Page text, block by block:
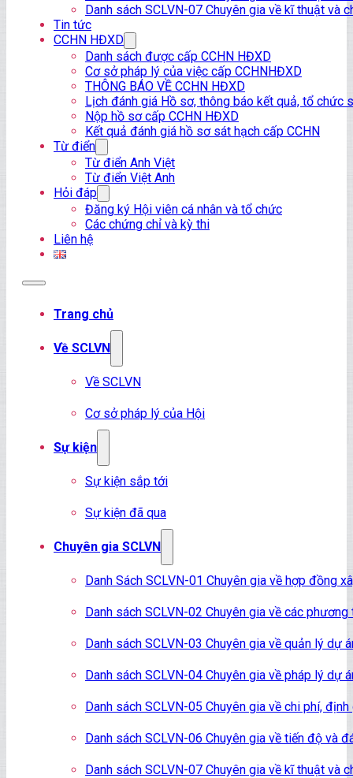
Danh sách SCLVN-07 Chuyên gia về kĩ thuật và
Tin tức
CCHN HĐXD
Danh sách được cấp CCHN HĐXD
Cơ sở pháp lý của việc cấp CCHNHĐXD
THÔNG BÁO VỀ CCHN HĐXD
Lịch đánh giá Hồ sơ, thông báo kết quả, tổ chức
Nộp hồ sơ cấp CCHN HĐXD
Kết quả đánh giá hồ sơ sát hạch cấp CCHN
Từ điển
Từ điển Anh Việt
Từ điển Việt Anh
Hỏi đáp
Đăng ký Hội viên cá nhân và tổ chức
Các chứng chỉ và kỳ thi
Liên hệ
Trang chủ
Về SCLVN
Về SCLVN
Cơ sở pháp lý của Hội
Sự kiện
Sự kiện sắp tới
Sự kiện đã qua
Chuyên gia SCLVN
Danh Sách SCLVN-01 Chuyên gia về hợp đồng
Danh sách SCLVN-02 Chuyên gia về các
Danh sách SCLVN-03 Chuyên gia về quản lý dự
Danh sách SCLVN-04 Chuyên gia về pháp lý dự
Danh sách SCLVN-05 Chuyên gia về chi phí,
Danh sách SCLVN-06 Chuyên gia về tiến độ và
Danh sách SCLVN-07 Chuyên gia về kĩ thuật và